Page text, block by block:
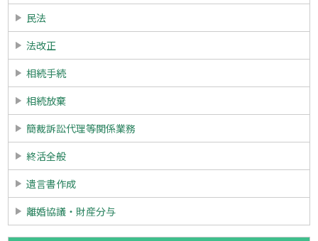
民法
法改正
相続手続
相続放棄
簡裁訴訟代理等関係業務
終活全般
遺言書作成
離婚協議・財産分与